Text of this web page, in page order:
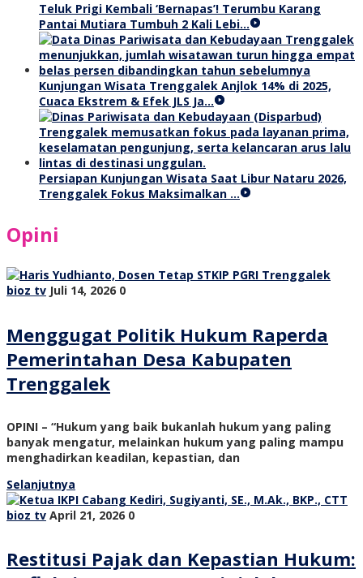
Teluk Prigi Kembali ‘Bernapas’! Terumbu Karang
Pantai Mutiara Tumbuh 2 Kali Lebi…
Kunjungan Wisata Trenggalek Anjlok 14% di 2025,
Cuaca Ekstrem & Efek JLS Ja…
Persiapan Kunjungan Wisata Saat Libur Nataru 2026,
Trenggalek Fokus Maksimalkan …
Opini
bioz tv Juli 14, 2026 0
Menggugat Politik Hukum Raperda
Pemerintahan Desa Kabupaten
Trenggalek
OPINI – “Hukum yang baik bukanlah hukum yang paling
banyak mengatur, melainkan hukum yang paling mampu
menghadirkan keadilan, kepastian, dan
Selanjutnya
bioz tv April 21, 2026 0
Restitusi Pajak dan Kepastian Hukum: